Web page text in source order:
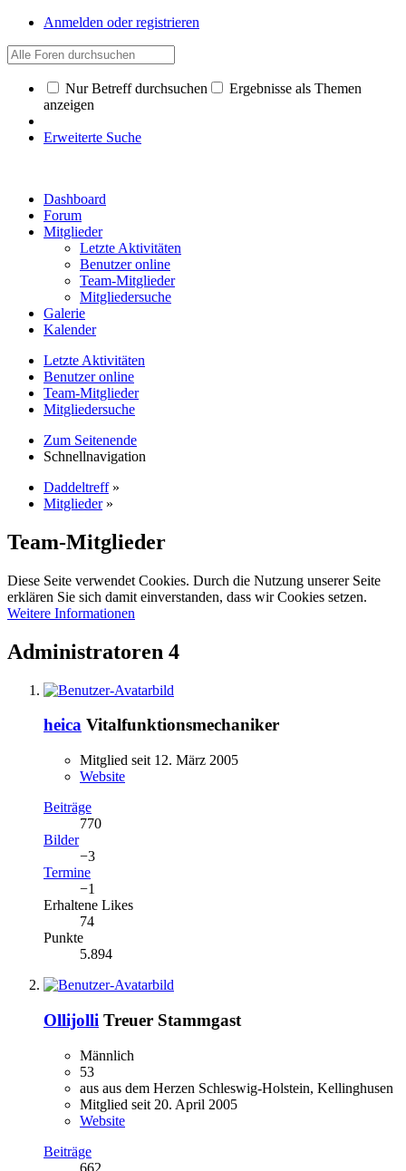
Anmelden oder registrieren
Nur Betreff durchsuchen
Ergebnisse als Themen
anzeigen
Erweiterte Suche
Dashboard
Forum
Mitglieder
Letzte Aktivitäten
Benutzer online
Team-Mitglieder
Mitgliedersuche
Galerie
Kalender
Letzte Aktivitäten
Benutzer online
Team-Mitglieder
Mitgliedersuche
Zum Seitenende
Schnellnavigation
Daddeltreff »
Mitglieder »
Team-Mitglieder
Diese Seite verwendet Cookies. Durch die Nutzung unserer Seite
erklären Sie sich damit einverstanden, dass wir Cookies setzen.
Weitere Informationen
Administratoren 4
heica Vitalfunktionsmechaniker
Mitglied seit 12. März 2005
Website
Beiträge
770
Bilder
−3
Termine
−1
Erhaltene Likes
74
Punkte
5.894
Ollijolli Treuer Stammgast
Männlich
53
aus aus dem Herzen Schleswig-Holstein, Kellinghusen
Mitglied seit 20. April 2005
Website
Beiträge
662